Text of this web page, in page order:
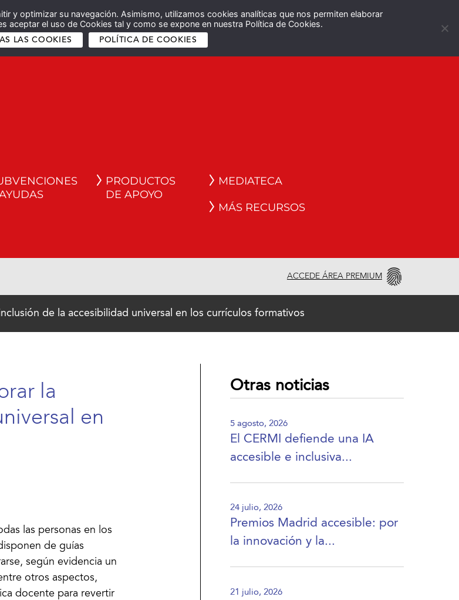
y optimizar su navegación. Asimismo, utilizamos cookies analíticas que nos permiten elaborar
aceptar el uso de Cookies tal y como se expone en nuestra Política de Cookies.
LAS COOKIES POLÍTICA DE COOKIES
Español English
PRODUCTOS
DE APOYO
MEDIATECA
MÁS RECURSOS
ACCEDE ÁREA PREMIUM
de la accesibilidad universal en los currículos formativos
la
en
las personas en los
de guías
según evidencia un
otros aspectos,
docente para revertir
Otras noticias
5 agosto, 2026
El CERMI defiende una IA
accesible e inclusiva...
24 julio, 2026
Premios Madrid accesible: por
la innovación y la...
21 julio, 2026